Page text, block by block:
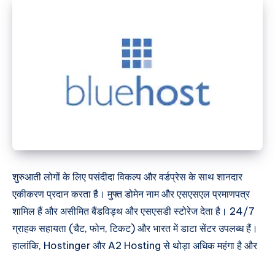
शुरुआती लोगों के लिए पसंदीदा विकल्प और वर्डप्रेस के साथ शानदार
एकीकरण प्रदान करता है। मुफ्त डोमेन नाम और एसएसएल प्रमाणपत्र
शामिल हैं और असीमित बैंडविड्थ और एसएसडी स्टोरेज देता है। 24/7
ग्राहक सहायता (चैट, फोन, टिकट) और भारत में डाटा सेंटर उपलब्ध हैं।
हालांकि, Hostinger और A2 Hosting से थोड़ा अधिक महंगा है और